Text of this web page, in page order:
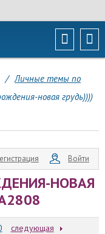
/ Личные темы по
новая грудь))))
Войти
НОВАЯ
следующая